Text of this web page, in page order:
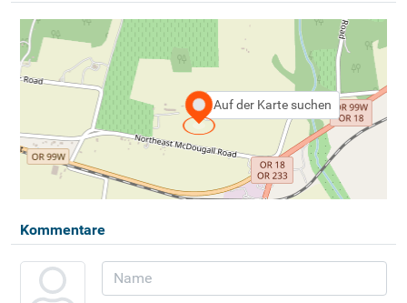
Auf der Karte suchen
Kommentare